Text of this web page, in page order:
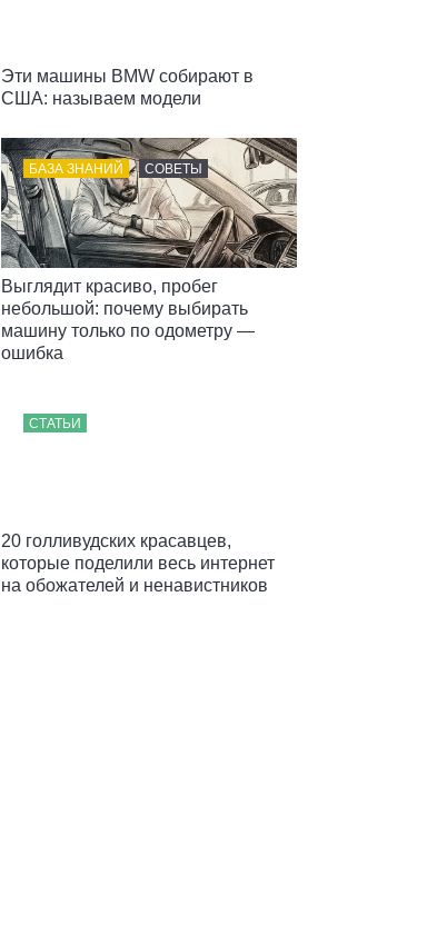
Эти машины BMW собирают в
США: называем модели
БАЗА ЗНАНИЙ СОВЕТЫ
Выглядит красиво, пробег
небольшой: почему выбирать
машину только по одометру —
ошибка
СТАТЬИ
20 голливудских красавцев,
которые поделили весь интернет
на обожателей и ненавистников